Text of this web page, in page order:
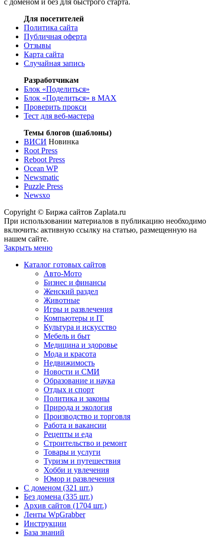
Для посетителей
Политика сайта
Публичная оферта
Отзывы
Карта сайта
Случайная запись
Разработчикам
Блок «Поделиться»
Блок «Поделиться» в MAX
Проверить прокси
Тест для веб-мастера
Темы блогов (шаблоны)
ВИСИ Новинка
Root Press
Reboot Press
Ocean WP
Newsmatic
Puzzle Press
Newsxo
Copyright © Биржа сайтов Zaplata.ru
При использовании материалов в публикацию необходимо
включить: активную ссылку на статью, размещенную на
нашем сайте.
Закрыть меню
Каталог готовых сайтов
Авто-Мото
Бизнес и финансы
Женский раздел
Животные
Игры и развлечения
Компьютеры и IT
Культура и искусство
Мебель и быт
Медицина и здоровье
Мода и красота
Недвижимость
Новости и СМИ
Образование и наука
Отдых и спорт
Политика и законы
Природа и экология
Производство и торговля
Работа и вакансии
Рецепты и еда
Строительство и ремонт
Товары и услуги
Туризм и путешествия
Хобби и увлечения
Юмор и развлечения
С доменом (321 шт.)
Без домена (335 шт.)
Архив сайтов (1704 шт.)
Ленты WpGrabber
Инструкции
База знаний